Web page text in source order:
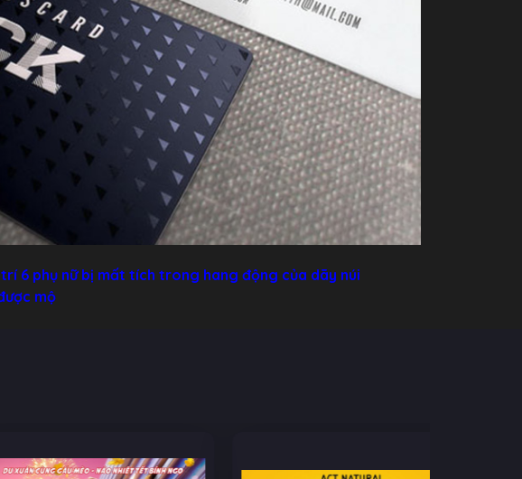
6 phụ nữ bị mất tích trong hang động của dãy núi
mộ